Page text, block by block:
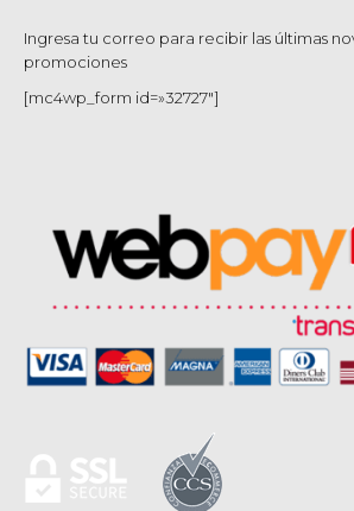
Ingresa tu correo para recibir las últimas
promociones
[mc4wp_form id=»32727″]